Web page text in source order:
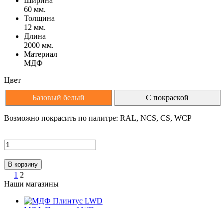
60 мм.
Толщина
12 мм.
Длина
2000 мм.
Материал
МДФ
Цвет
Базовый белый С покраской
Возможно покрасить по палитре: RAL, NCS, CS, WCP
1 2
Наши магазины